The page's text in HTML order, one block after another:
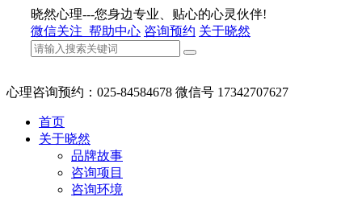
晓然心理---您身边专业、贴心的心灵伙伴!
微信关注 帮助中心 咨询预约 关于晓然
心理咨询预约：025-84584678 微信号 17342707627
首页
关于晓然
品牌故事
咨询项目
咨询环境